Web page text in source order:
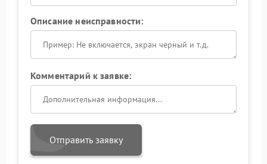
Описание неисправности:
Комментарий к заявке:
Отправить заявку